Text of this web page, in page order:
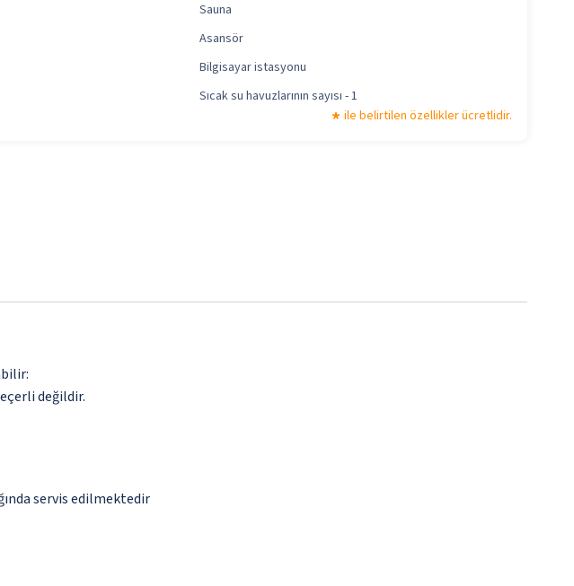
Sauna
Asansör
Bilgisayar istasyonu
Sıcak su havuzlarının sayısı - 1
ile belirtilen özellikler ücretlidir.
değildir.
servis edilmektedir